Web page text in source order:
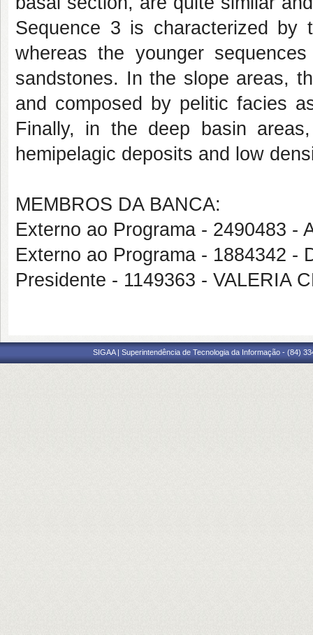
Sequence 3 is characterized by
whereas the younger
sandstones. In the slope areas,
and composed by pelitic facies
Finally, in the deep basin
hemipelagic deposits and low
MEMBROS DA BANCA:
Externo ao Programa - 2490483 -
Externo ao Programa - 1884342 -
Presidente - 1149363 - VALERIA
SIGAA | Superintendência de Tecnologia da Informação - (84)